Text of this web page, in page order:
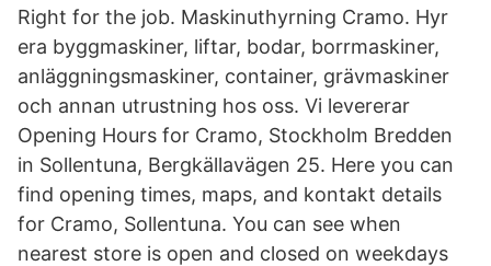
Right for the job. Maskinuthyrning Cramo. Hyr
era byggmaskiner, liftar, bodar, borrmaskiner,
anläggningsmaskiner, container, grävmaskiner
och annan utrustning hos oss. Vi levererar
Opening Hours for Cramo, Stockholm Bredden
in Sollentuna, Bergkällavägen 25. Here you can
find opening times, maps, and kontakt details
for Cramo, Sollentuna. You can see when
nearest store is open and closed on weekdays